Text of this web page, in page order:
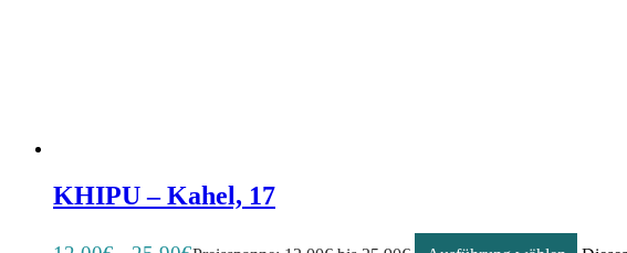
KHIPU – Kahel, 17